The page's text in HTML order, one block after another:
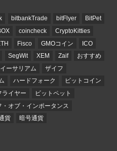
bitbankTrade bitFlyer
BitPet
coincheck
CryptoKitties
Fisco GMOコイン
ICO
SegWit XEM Zaif
おすすめ
イーサリアム
ザイフ
ハードフォーク
ビットコイン
ライヤー
ビットペット
・オブ・インポータンス
貨 暗号通貨